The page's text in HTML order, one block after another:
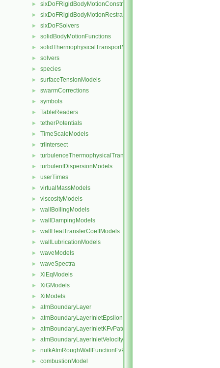
► sixDoFRigidBodyMotionConstraints
► sixDoFRigidBodyMotionRestraints
► sixDoFSolvers
► solidBodyMotionFunctions
► solidThermophysicalTransportModels
► solvers
► species
► surfaceTensionModels
► swarmCorrections
► symbols
► TableReaders
► tetherPotentials
► TimeScaleModels
► triIntersect
► turbulenceThermophysicalTransportModels
► turbulentDispersionModels
► userTimes
► virtualMassModels
► viscosityModels
► wallBoilingModels
► wallDampingModels
► wallHeatTransferCoeffModels
► wallLubricationModels
► waveModels
► waveSpectra
► XiEqModels
► XiGModels
► XiModels
► atmBoundaryLayer
► atmBoundaryLayerInletEpsilonFvPatchScalarField
► atmBoundaryLayerInletKFvPatchScalarField
► atmBoundaryLayerInletVelocityFvPatchVectorField
► nutkAtmRoughWallFunctionFvPatchScalarField
► combustionModel